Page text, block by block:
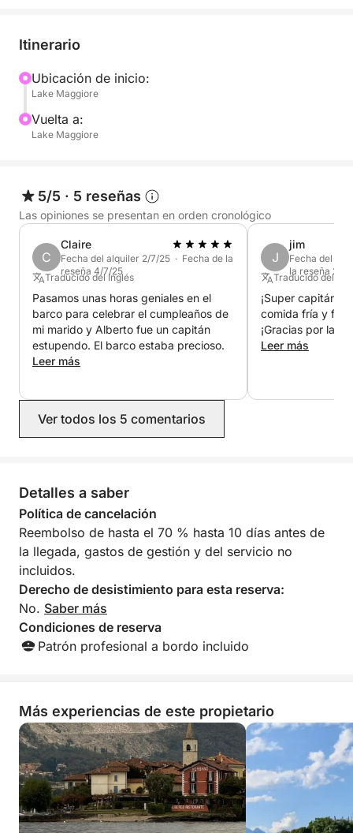
barrocos de la isla y admirar las vistas panorámicas
Isola dei Pescatori, un pintoresco pueblo pesquero
donde podrás pasear por el paseo marítimo,
disfrutar de la tranquilidad y fotografiar el hermoso
paisaje.
por sus exuberantes jardines botánicos y su
tranquilo entorno, el lugar perfecto para relajarte y
disfrutar de la belleza natural de la isla y el lago.
Destacados:
Isola Bella: Pasee por impresionantes jardines
barrocos con vistas panorámicas al lago
Isola dei Pescatori: Explore el tranquilo pueblo
Isola Madre: Descubra exuberantes jardines
botánicos y relájese en un entorno tranquilo
experimentar la belleza de las Islas Borromeas en
tan solo unas horas
Esta escapada de medio día a la isla es ideal para
quienes buscan sumergirse en la belleza natural y la
historia de las Islas Borromeas sin invertir
demasiado tiempo. Ya sea que busque relajarse,
explorar o disfrutar de vistas impresionantes, esta
excursión tiene algo para todos los gustos.
Itinerario
Ubicación de inicio:
Lake Maggiore
Vuelta a:
Lake Maggiore
5/5 · 5 reseñas
Las opiniones se presentan en orden cronológico
C
Claire
Fecha del alquiler 2/7/25 · Fecha de la
reseña 4/7/25
Traducido del Inglés
Pasamos unas horas geniales en el
barco para celebrar el cumpleaños de
mi marido y Alberto fue un capitán
estupendo. El barco estaba precioso.
Leer más
J
jim
Fecha del
la reseña 28/
Traducido del
¡Super capitán!
comida fría y
¡Gracias por la
Leer más
Ver todos los 5 comentarios
Detalles a saber
Política de cancelación
Reembolso de hasta el 70 % hasta 10 días antes de
la llegada, gastos de gestión y del servicio no
incluidos.
Derecho de desistimiento para esta reserva:
No. Saber más
Condiciones de reserva
Patrón profesional a bordo incluido
Más experiencias de este propietario